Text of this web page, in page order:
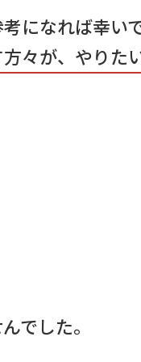
になれば幸いで
々が、やりた
でした。